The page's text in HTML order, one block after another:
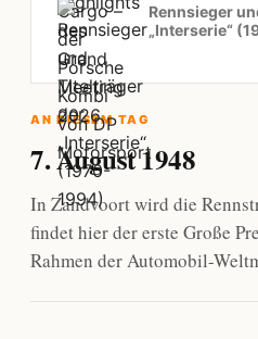
Rennsieger
„Interserie“
AN DIESEM TAG
7. August 1948
In Zandvoort wird die
findet hier der erste Große
Rahmen der Automobil-